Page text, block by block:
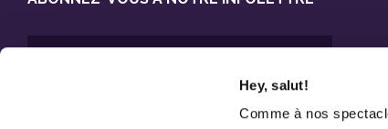
Hey, salut!
Comme à nos